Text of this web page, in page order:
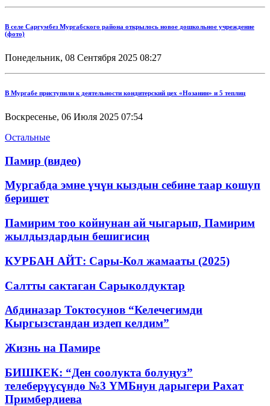
В селе Саргумбез Мургабского района открылось новое дошкольное учреждение
(фото)
Понедельник, 08 Сентября 2025 08:27
В Мургабе приступили к деятельности кондитерский цех «Нозанин» и 5 теплиц
Воскресенье, 06 Июля 2025 07:54
Остальные
Памир (видео)
Мургабда эмне үчүн кыздын себине таар кошуп
беришет
Памирим тоо койнунан ай чыгарып, Памирим
жылдыздардын бешигисиң
КУРБАН АЙТ: Сары-Кол жамааты (2025)
Салтты сактаган Cарыколдуктар
Абдиназар Токтосунов “Келечегимди
Кыргызстандан издеп келдим”
Жизнь на Памире
БИШКЕК: “Ден соолукта болуңуз”
телеберүүсүндө №3 ҮМБнун дарыгери Рахат
Примбердиева